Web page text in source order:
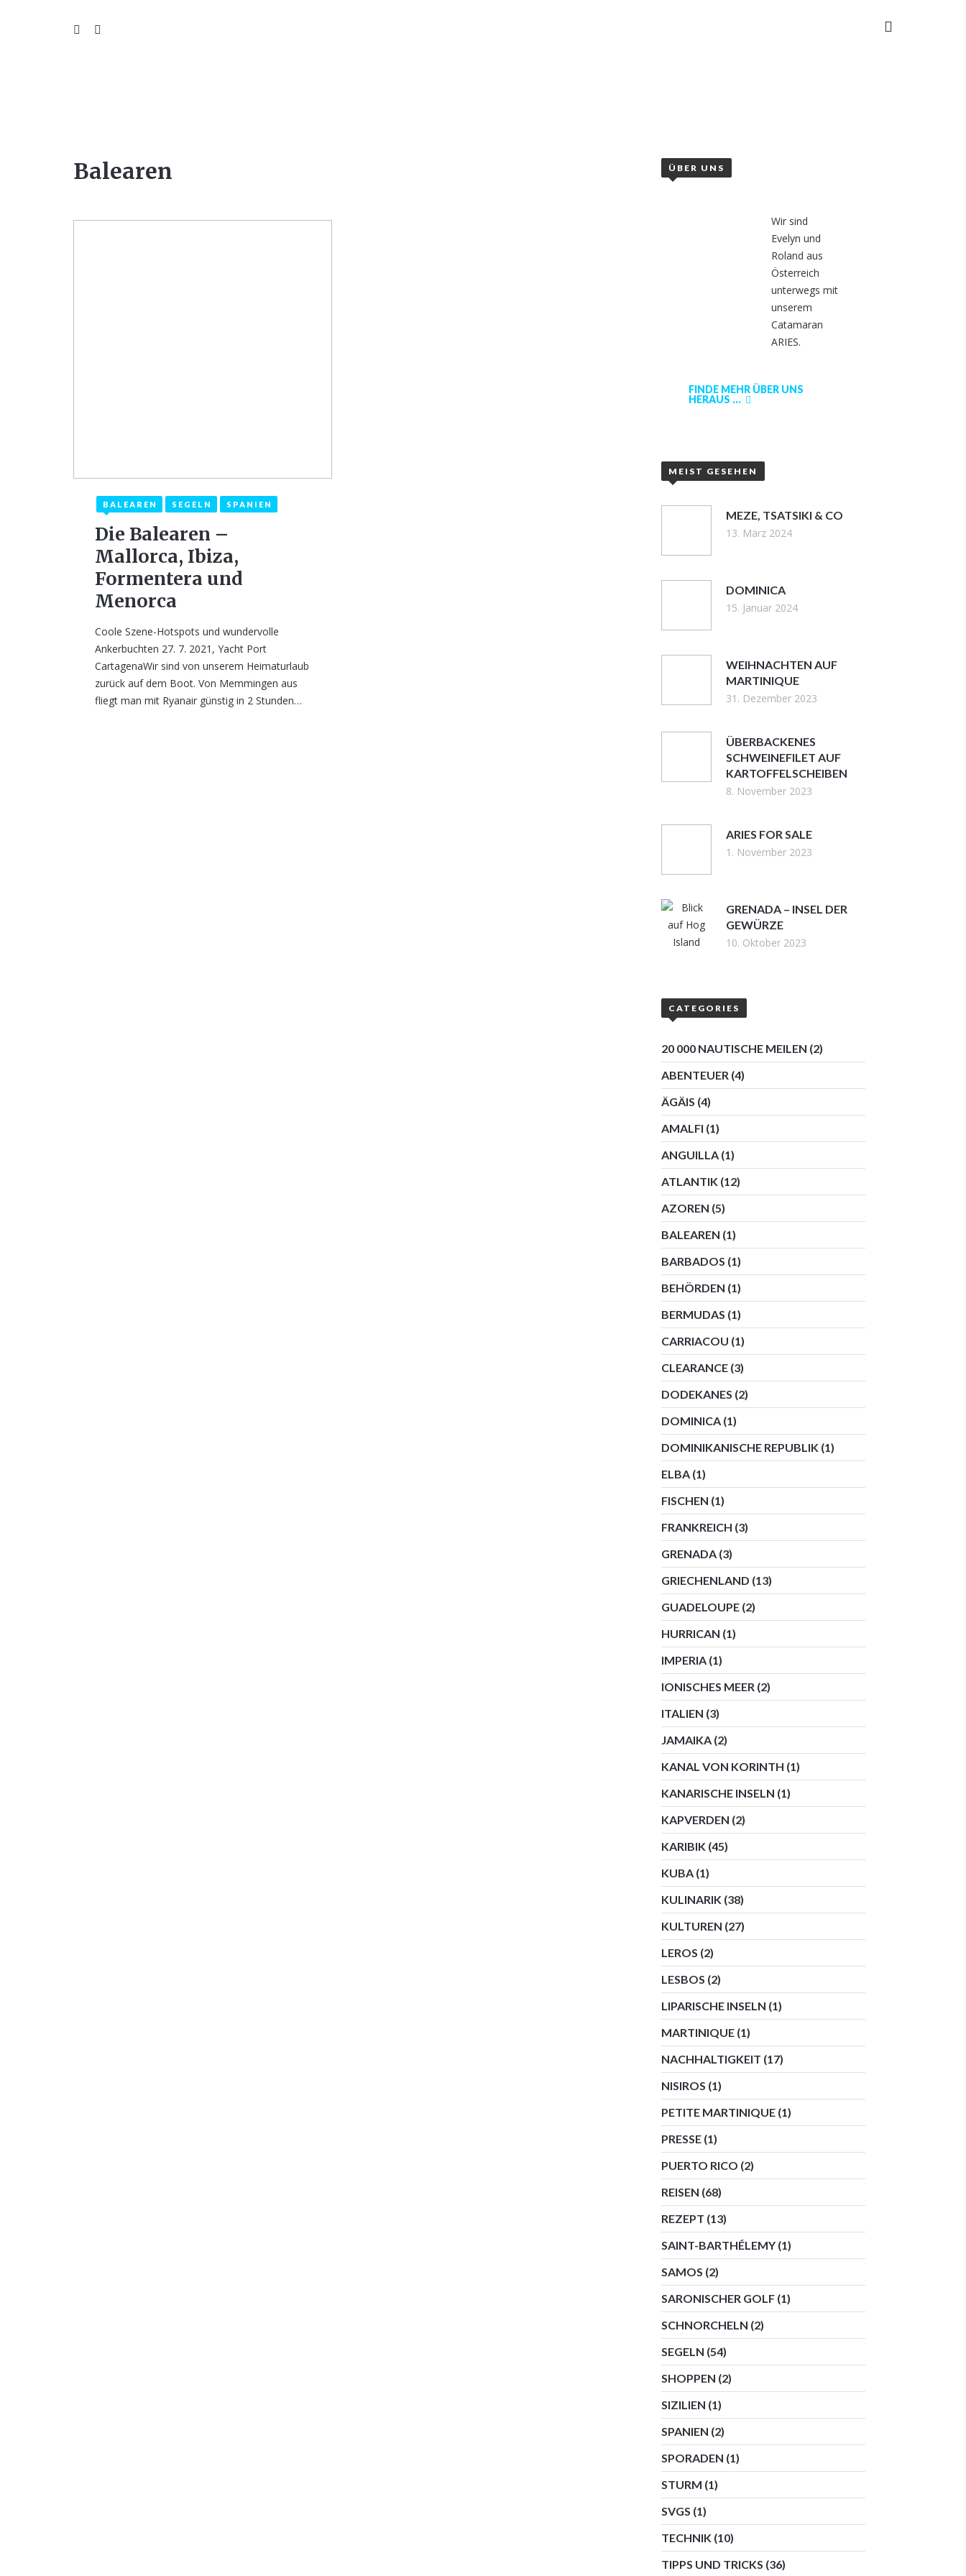
ÜBER UNS
Wir sind
Evelyn und
Roland aus
Österreich
unterwegs mit
unserem
Catamaran
ARIES.
FINDE MEHR ÜBER UNS
HERAUS ...
MEIST GESEHEN
MEZE, TSATSIKI & CO
13. März 2024
DOMINICA
15. Januar 2024
WEIHNACHTEN AUF
MARTINIQUE
31. Dezember 2023
ÜBERBACKENES
SCHWEINEFILET AUF
KARTOFFELSCHEIBEN
8. November 2023
ARIES FOR SALE
1. November 2023
GRENADA – INSEL DER
GEWÜRZE
10. Oktober 2023
CATEGORIES
20 000 NAUTISCHE MEILEN (2)
ABENTEUER (4)
ÄGÄIS (4)
AMALFI (1)
ANGUILLA (1)
ATLANTIK (12)
AZOREN (5)
BALEAREN (1)
BARBADOS (1)
BEHÖRDEN (1)
BERMUDAS (1)
CARRIACOU (1)
CLEARANCE (3)
DODEKANES (2)
DOMINICA (1)
DOMINIKANISCHE REPUBLIK (1)
ELBA (1)
FISCHEN (1)
FRANKREICH (3)
GRENADA (3)
GRIECHENLAND (13)
GUADELOUPE (2)
HURRICAN (1)
IMPERIA (1)
IONISCHES MEER (2)
ITALIEN (3)
JAMAIKA (2)
KANAL VON KORINTH (1)
KANARISCHE INSELN (1)
KAPVERDEN (2)
KARIBIK (45)
KUBA (1)
KULINARIK (38)
KULTUREN (27)
LEROS (2)
LESBOS (2)
LIPARISCHE INSELN (1)
MARTINIQUE (1)
NACHHALTIGKEIT (17)
NISIROS (1)
PETITE MARTINIQUE (1)
PRESSE (1)
PUERTO RICO (2)
REISEN (68)
REZEPT (13)
SAINT-BARTHÉLEMY (1)
SAMOS (2)
SARONISCHER GOLF (1)
SCHNORCHELN (2)
SEGELN (54)
SHOPPEN (2)
SIZILIEN (1)
SPANIEN (2)
SPORADEN (1)
STURM (1)
SVGS (1)
TECHNIK (10)
TIPPS UND TRICKS (36)
Balearen
30. August 2021
BALEAREN SEGELN SPANIEN
Die Balearen –
Mallorca, Ibiza,
Formentera und
Menorca
Coole Szene-Hotspots und wundervolle
Ankerbuchten 27. 7. 2021, Yacht Port
CartagenaWir sind von unserem Heimaturlaub
zurück auf dem Boot. Von Memmingen aus
fliegt man mit Ryanair günstig in 2 Stunden…